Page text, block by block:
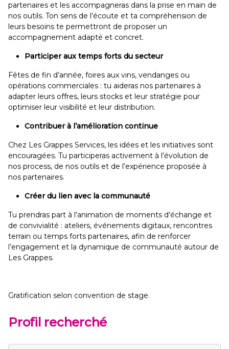
partenaires et les accompagneras dans la prise en main de
nos outils. Ton sens de l’écoute et ta compréhension de
leurs besoins te permettront de proposer un
accompagnement adapté et concret.
Participer aux temps forts du secteur
Fêtes de fin d’année, foires aux vins, vendanges ou
opérations commerciales : tu aideras nos partenaires à
adapter leurs offres, leurs stocks et leur stratégie pour
optimiser leur visibilité et leur distribution.
Contribuer à l’amélioration continue
Chez Les Grappes Services, les idées et les initiatives sont
encouragées. Tu participeras activement à l’évolution de
nos process, de nos outils et de l’expérience proposée à
nos partenaires.
Créer du lien avec la communauté
Tu prendras part à l’animation de moments d’échange et
de convivialité : ateliers, événements digitaux, rencontres
terrain ou temps forts partenaires, afin de renforcer
l’engagement et la dynamique de communauté autour de
Les Grappes.
Gratification selon convention de stage.
Profil recherché